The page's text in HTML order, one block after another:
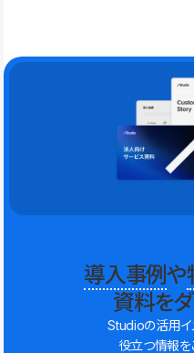
導入事例や
資料をダ
Studioの活用
役立つ情報を